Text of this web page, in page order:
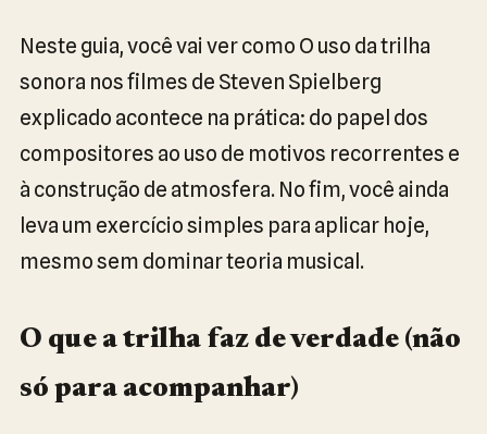
Neste guia, você vai ver como O uso da trilha
sonora nos filmes de Steven Spielberg
explicado acontece na prática: do papel dos
compositores ao uso de motivos recorrentes e
à construção de atmosfera. No fim, você ainda
leva um exercício simples para aplicar hoje,
mesmo sem dominar teoria musical.
O que a trilha faz de verdade (não
só para acompanhar)